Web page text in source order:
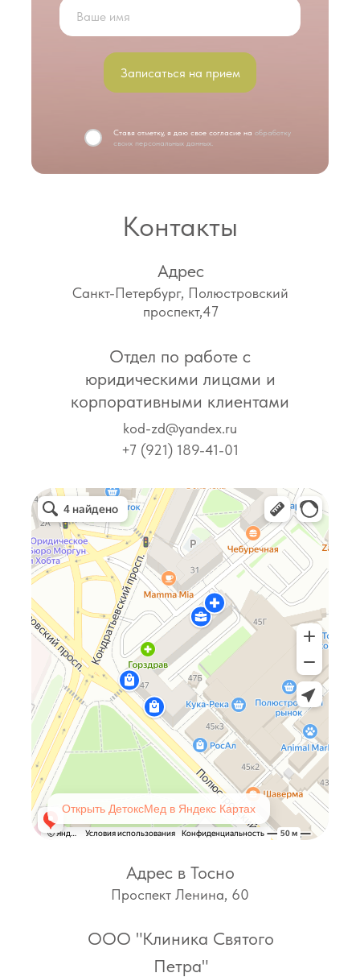
Записаться на прием
Ставя отметку, я даю свое согласие на обработку
своих персональных данных.
Контакты
Открыть ДетоксМед в Яндекс Картах
kod-zd@yandex.ru
+7 (921) 189-41-01
Проспект Ленина, 60
Санкт-Петербург, Полюстровский
проспект,47
Отдел по работе с
юридическими лицами и
корпоративными клиентами
ООО "Клиника Святого
Петра"
Адрес в Тосно
Адрес